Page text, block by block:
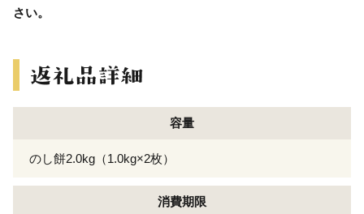
さい。
容量
のし餅2.0kg（1.0kg×2枚）
消費期限